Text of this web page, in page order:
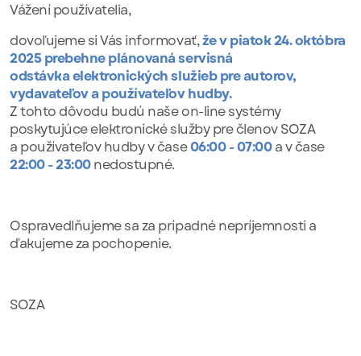
Vážení používatelia,
dovoľujeme si Vás informovať,že v piatok 24. októbra
2025 prebehne plánovaná servisná
odstávka elektronických služieb pre autorov,
vydavateľov a používateľov hudby.
Z tohto dôvodu budú naše on-line systémy
poskytujúce elektronické služby pre členov SOZA
a používateľov hudby v čase06:00 - 07:00a v čase
22:00 - 23:00nedostupné.
Ospravedlňujeme sa za prípadné nepríjemnosti a
ďakujeme za pochopenie.
SOZA